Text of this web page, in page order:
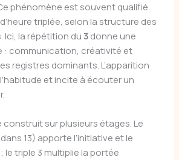
phénomène est souvent qualifié
triplée, selon la structure des
Ici, la répétition du3donne une
: communication, créativité et
registres dominants. L’apparition
et incite à écouter un
construit sur plusieurs étages. Le
13) apporte l’initiative et le
triple 3 multiplie la portée